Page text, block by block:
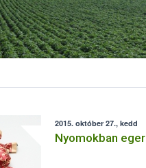
2015. október 27., kedd
Nyomokban